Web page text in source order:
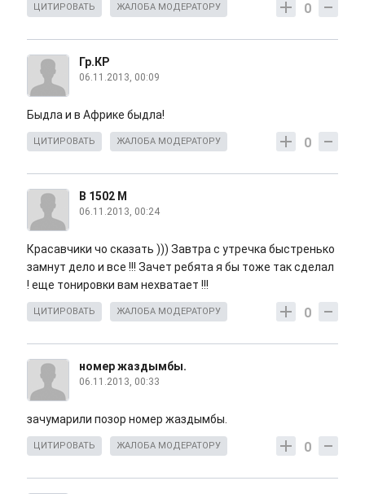
0
ЦИТИРОВАТЬ ЖАЛОБА МОДЕРАТОРУ
Гр.КР
06.11.2013, 00:09
Быдла и в Африке быдла!
0
ЦИТИРОВАТЬ ЖАЛОБА МОДЕРАТОРУ
B 1502 M
06.11.2013, 00:24
Красавчики чо сказать ))) Завтра с утречка быстренько
замнут дело и все !!! Зачет ребята я бы тоже так сделал
! еще тонировки вам нехватает !!!
0
ЦИТИРОВАТЬ ЖАЛОБА МОДЕРАТОРУ
номер жаздымбы.
06.11.2013, 00:33
зачумарили позор номер жаздымбы.
0
ЦИТИРОВАТЬ ЖАЛОБА МОДЕРАТОРУ